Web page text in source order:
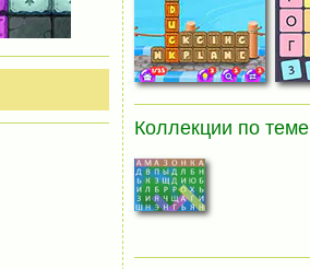
Коллекции по теме